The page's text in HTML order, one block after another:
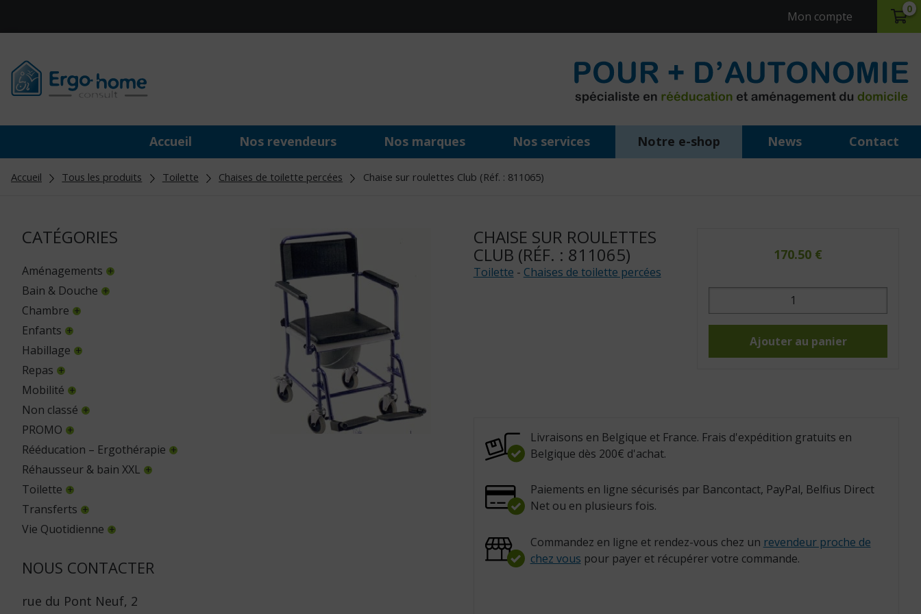
Mon compte
0
Accueil Nos revendeurs Nos marques Nos services Notre e-shop News Contact
Accueil Tous les produits Toilette Chaises de toilette percées Chaise sur roulettes Club (Réf. : 811065)
CATÉGORIES
Aménagements
Bain & Douche
Chambre
Enfants
Habillage
Repas
Mobilité
Non classé
PROMO
Rééducation – Ergothérapie
Réhausseur & bain XXL
Toilette
Transferts
Vie Quotidienne
NOUS CONTACTER
rue du Pont Neuf, 2
CHAISE SUR ROULETTES
CLUB (RÉF. : 811065)
Toilette - Chaises de toilette percées
170.50 €
quantité
roulettes
:
Ajouter au panier
Livraisons en Belgique et France. Frais d'expédition gratuits en
Belgique dès 200€ d'achat.
Paiements en ligne sécurisés par Bancontact, PayPal, Belfius Direct
Net ou en plusieurs fois.
Commandez en ligne et rendez-vous chez un revendeur proche de
chez vous pour payer et récupérer votre commande.